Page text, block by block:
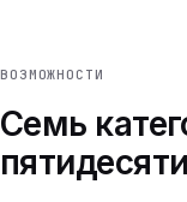
ВОЗМОЖНОСТИ
Семь